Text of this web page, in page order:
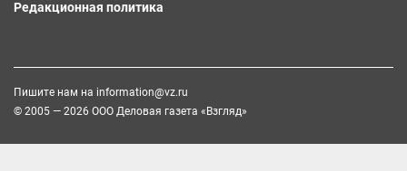
Редакционная политика
Пишите нам на information@vz.ru
© 2005 — 2026 ООО Деловая газета «Взгляд»